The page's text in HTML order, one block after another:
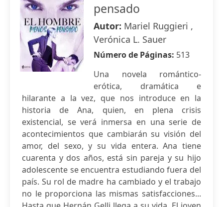
pensado
Autor: Mariel Ruggieri ,
Verónica L. Sauer
Número de Páginas: 513
Una novela romántico-
erótica, dramática e
hilarante a la vez, que nos introduce en la
historia de Ana, quien, en plena crisis
existencial, se verá inmersa en una serie de
acontecimientos que cambiarán su visión del
amor, del sexo, y su vida entera. Ana tiene
cuarenta y dos años, está sin pareja y su hijo
adolescente se encuentra estudiando fuera del
país. Su rol de madre ha cambiado y el trabajo
no le proporciona las mismas satisfacciones...